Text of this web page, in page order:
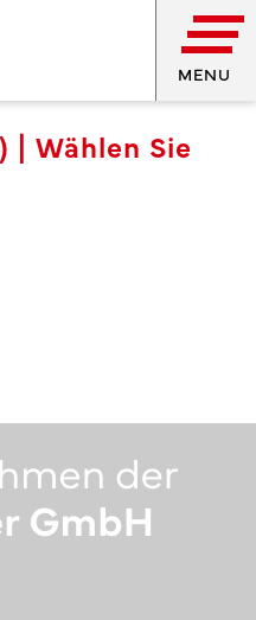
MENU
| Wählen Sie